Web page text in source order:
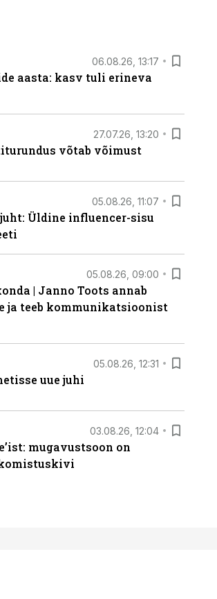
06.08.26, 13:17
aasta: kasv tuli erineva
27.07.26, 13:20
võtab võimust
05.08.26, 11:07
Üldine influencer-sisu
05.08.26, 09:00
| Janno Toots annab
ja teeb kommunikatsioonist
05.08.26, 12:31
uue juhi
03.08.26, 12:04
mugavustsoon on